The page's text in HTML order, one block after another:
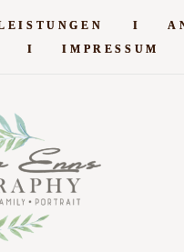
I
I IMPRESSUM
I
I IMPRESSUM